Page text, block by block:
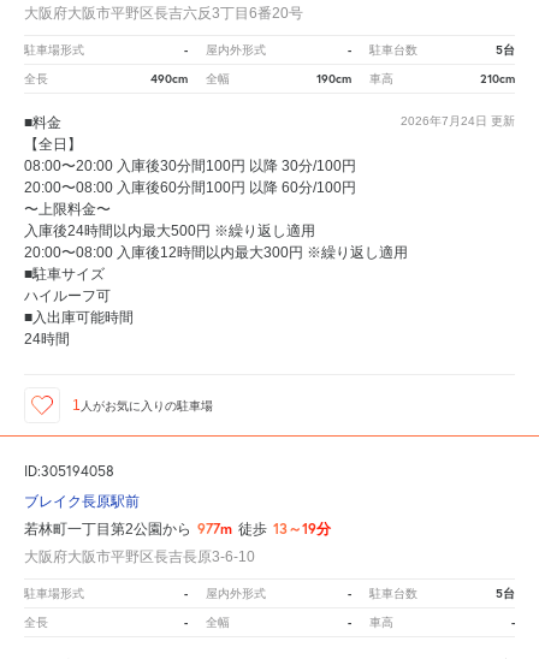
大阪府大阪市平野区長吉六反3丁目6番20号
駐車場形式 - 屋内外形式 - 駐車台数 5台
全長 490cm 全幅 190cm 車高 210cm
2026年7月24日 更新
■料金
【全日】
08:00〜20:00 入庫後30分間100円 以降 30分/100円
20:00〜08:00 入庫後60分間100円 以降 60分/100円
〜上限料金〜
入庫後24時間以内最大500円 ※繰り返し適用
20:00〜08:00 入庫後12時間以内最大300円 ※繰り返し適用
■駐車サイズ
ハイルーフ可
■入出庫可能時間
24時間
1 人がお気に入りの駐車場
ID:305194058
ブレイク長原駅前
若林町一丁目第2公園から 977m 徒歩 13～19分
大阪府大阪市平野区長吉長原3-6-10
駐車場形式 - 屋内外形式 - 駐車台数 5台
全長 - 全幅 - 車高 -